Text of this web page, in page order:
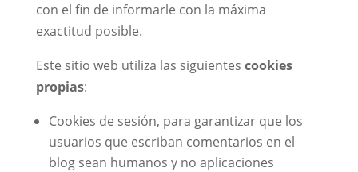
con el fin de informarle con la máxima
exactitud posible.
Este sitio web utiliza las siguientes cookies
propias:
Cookies de sesión, para garantizar que los
usuarios que escriban comentarios en el
blog sean humanos y no aplicaciones